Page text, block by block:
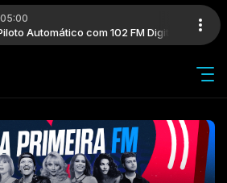
Automático com 102 FM Digital